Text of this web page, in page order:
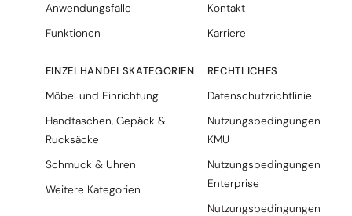
Anwendungsfälle
Funktionen
EINZELHANDELSKATEGORIEN
Möbel und Einrichtung
Handtaschen, Gepäck &
Rucksäcke
Schmuck & Uhren
Weitere Kategorien
Kontakt
Karriere
RECHTLICHES
Datenschutzrichtlinie
Nutzungsbedingungen
KMU
Nutzungsbedingungen
Enterprise
Nutzungsbedingungen